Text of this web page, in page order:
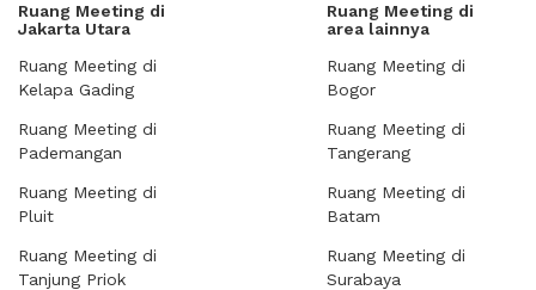
Ruang Meeting di
Jakarta Utara
Ruang Meeting di
Kelapa Gading
Ruang Meeting di
Pademangan
Ruang Meeting di
Pluit
Ruang Meeting di
Tanjung Priok
Ruang Meeting di
area lainnya
Ruang Meeting di
Bogor
Ruang Meeting di
Tangerang
Ruang Meeting di
Batam
Ruang Meeting di
Surabaya